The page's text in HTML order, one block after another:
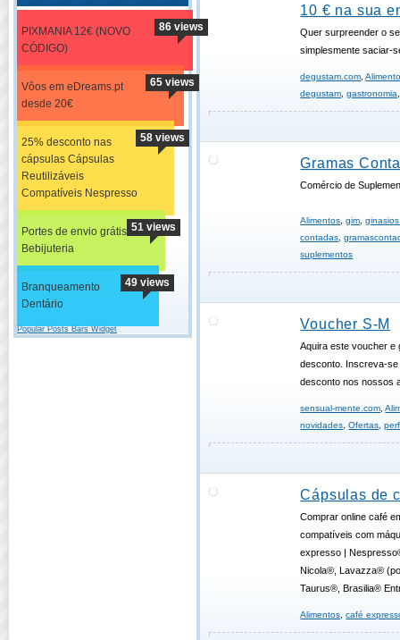
PIXMANIA 12€ (NOVO
CÓDIGO)
86 views
Vôos em eDreams.pt
desde 20€
65 views
25% desconto nas
cápsulas Cápsulas
Reutilizáveis
Compatíveis Nespresso
58 views
Portes de envio grátis
Bebijuteria
51 views
Branqueamento
Dentário
49 views
Popular Posts Bars Widget
10 € na sua
Quer surpreender o
simplesmente saciar-
degustam.com ,
degustam ,gastronomia
Gramas
Comércio de
Alimentos ,gim ,
contadas ,
suplementos
Voucher S-M
Aquira este voucher e
desconto. Inscreva-se
desconto nos nossos
sensual-mente.com ,
novidades ,Ofertas ,
Cápsulas de
Comprar online café
compatíveis com
expresso |
Nicola®, Lavazza®
Taurus®, Brasilia®
Alimentos ,café